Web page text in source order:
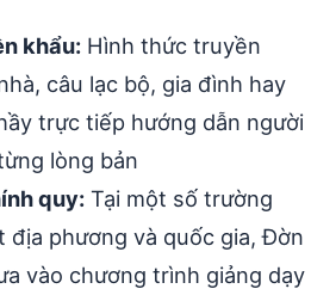
khẩu: Hình thức truyền
câu lạc bộ, gia đình hay
trực tiếp hướng dẫn người
lòng bản
quy: Tại một số trường
địa phương và quốc gia, Đờn
vào chương trình giảng dạy